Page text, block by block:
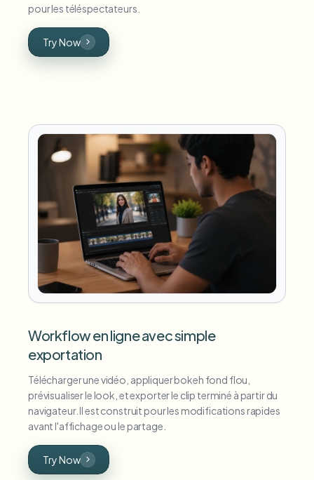
pour les téléspectateurs.
Try Now
Workflow en ligne avec simple
exportation
Télécharger une vidéo, appliquer bokeh fond flou,
prévisualiser le look, et exporter le clip terminé à partir du
navigateur. Il est construit pour les modifications rapides
avant l'affichage ou le partage.
Try Now